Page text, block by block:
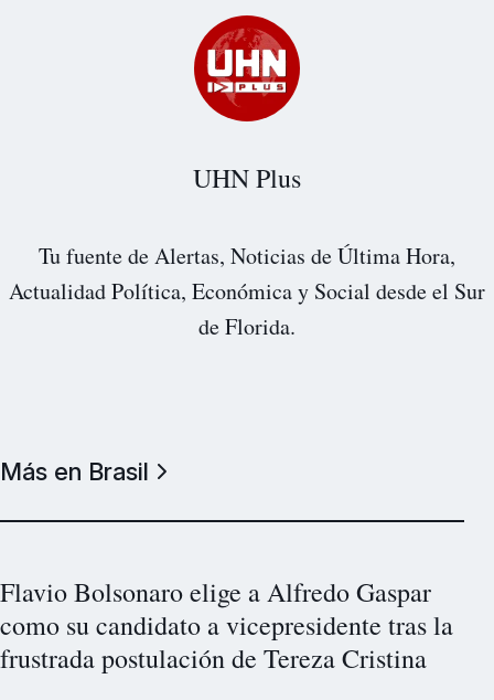
UHN Plus
Tu fuente de Alertas, Noticias de Última Hora,
Actualidad Política, Económica y Social desde el Sur
de Florida.
Más en Brasil
Flavio Bolsonaro elige a Alfredo Gaspar
como su candidato a vicepresidente tras la
frustrada postulación de Tereza Cristina